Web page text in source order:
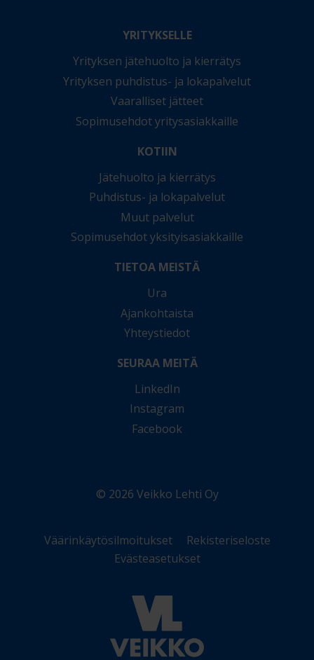
YRITYKSELLE
Yrityksen jätehuolto ja kierrätys
Yrityksen puhdistus- ja lokapalvelut
Vaaralliset jätteet
Sopimusehdot yritysasiakkaille
KOTIIN
Jätehuolto ja kierrätys
Puhdistus- ja lokapalvelut
Muut palvelut
Sopimusehdot yksityisasiakkaille
TIETOA MEISTÄ
Ura
Ajankohtaista
Yhteystiedot
SEURAA MEITÄ
LinkedIn
Instagram
Facebook
© 2026 Veikko Lehti Oy
Väärinkäytösilmoitukset
Rekisteriseloste
Evästeasetukset